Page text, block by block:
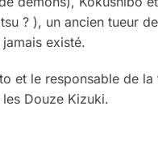
? ), un ancien tueur
existé.
et le responsable de
Douze Kizuki.